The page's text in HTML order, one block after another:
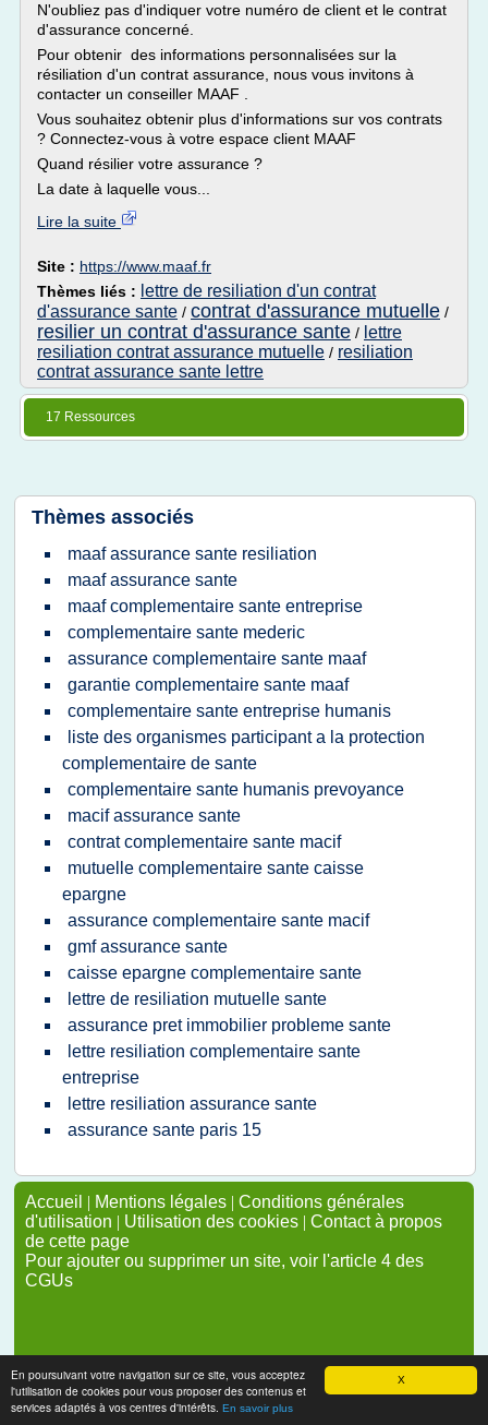
X
En poursuivant votre navigation sur ce site, vous acceptez
l'utilisation de cookies pour vous proposer des contenus et
services adaptés à vos centres d'intérêts. En savoir plus
N'oubliez pas d'indiquer votre numéro de client et le contrat
d'assurance concerné.
Pour obtenir des informations personnalisées sur la
résiliation d'un contrat assurance, nous vous invitons à
contacter un conseiller MAAF .
Vous souhaitez obtenir plus d'informations sur vos contrats
? Connectez-vous à votre espace client MAAF
Quand résilier votre assurance ?
La date à laquelle vous...
Lire la suite
Site : https://www.maaf.fr
Thèmes liés : lettre de resiliation d'un contrat
d'assurance sante / contrat d'assurance mutuelle /
resilier un contrat d'assurance sante / lettre
resiliation contrat assurance mutuelle / resiliation
contrat assurance sante lettre
17 Ressources
Thèmes associés
maaf assurance sante resiliation
maaf assurance sante
maaf complementaire sante entreprise
complementaire sante mederic
assurance complementaire sante maaf
garantie complementaire sante maaf
complementaire sante entreprise humanis
liste des organismes participant a la protection
complementaire de sante
complementaire sante humanis prevoyance
macif assurance sante
contrat complementaire sante macif
mutuelle complementaire sante caisse
epargne
assurance complementaire sante macif
gmf assurance sante
caisse epargne complementaire sante
lettre de resiliation mutuelle sante
assurance pret immobilier probleme sante
lettre resiliation complementaire sante
entreprise
lettre resiliation assurance sante
assurance sante paris 15
Accueil | Mentions légales | Conditions générales
d'utilisation | Utilisation des cookies | Contact à propos
de cette page
Pour ajouter ou supprimer un site, voir l'article 4 des
CGUs